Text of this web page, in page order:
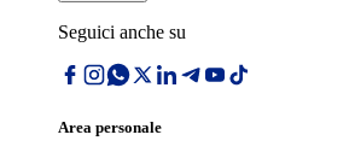
Seguici anche su
Area personale